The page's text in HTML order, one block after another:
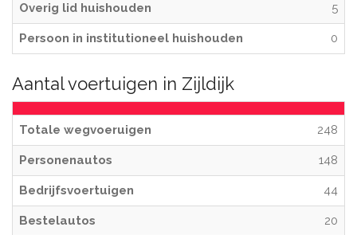
Overig lid huishouden 5
Persoon in institutioneel huishouden 0
Aantal voertuigen in Zijldijk
Totale wegvoeruigen 248
Personenautos 148
Bedrijfsvoertuigen 44
Bestelautos 20